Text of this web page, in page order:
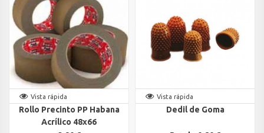
Vista rápida
Rollo Precinto PP Habana
Acrílico 48x66
Vista rápida
Dedil de Goma